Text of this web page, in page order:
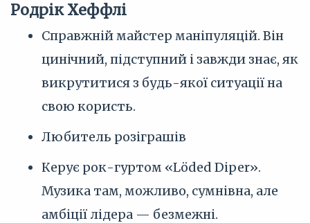
Родрік Хеффлі
Справжній майстер маніпуляцій. Він
цинічний, підступний і завжди знає, як
викрутитися з будь-якої ситуації на
свою користь.
Любитель розіграшів
Керує рок-гуртом «Löded Diper».
Музика там, можливо, сумнівна, але
амбіції лідера — безмежні.